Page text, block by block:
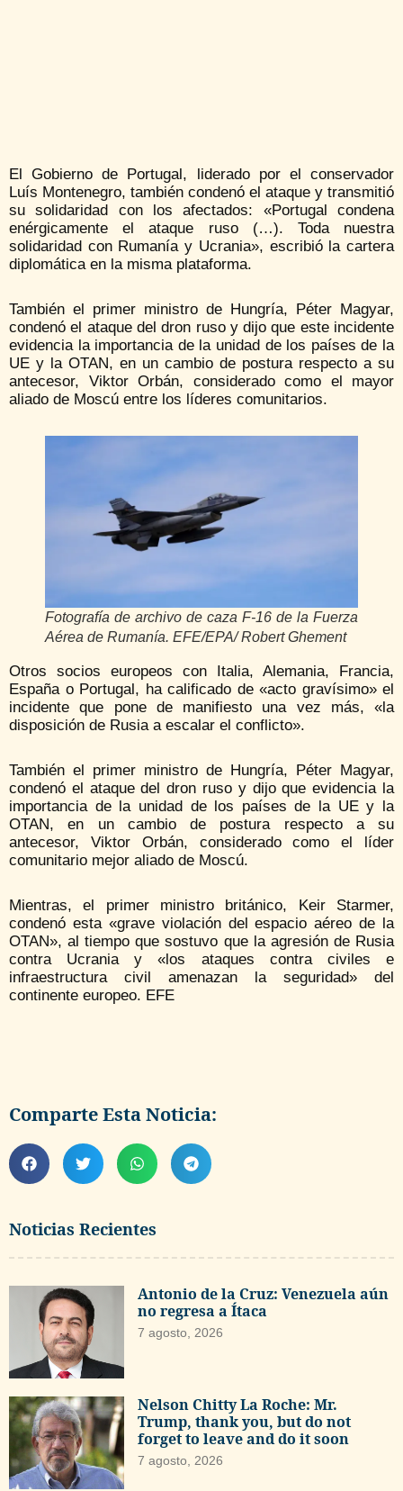
Noticias Recientes
Antonio de la Cruz: Venezuela aún
no regresa a Ítaca
7 agosto, 2026
Nelson Chitty La Roche: Mr.
Trump, thank you, but do not
forget to leave and do it soon
7 agosto, 2026
El Gobierno de Portugal, liderado por el conservador
Luís Montenegro, también condenó el ataque y transmitió
su solidaridad con los afectados: «Portugal condena
enérgicamente el ataque ruso (…). Toda nuestra
solidaridad con Rumanía y Ucrania», escribió la cartera
diplomática en la misma plataforma.
También el primer ministro de Hungría, Péter Magyar,
condenó el ataque del dron ruso y dijo que este incidente
evidencia la importancia de la unidad de los países de la
UE y la OTAN, en un cambio de postura respecto a su
antecesor, Viktor Orbán, considerado como el mayor
aliado de Moscú entre los líderes comunitarios.
Fotografía de archivo de caza F-16 de la Fuerza
Aérea de Rumanía. EFE/EPA/ Robert Ghement
Otros socios europeos con Italia, Alemania, Francia,
España o Portugal, ha calificado de «acto gravísimo» el
incidente que pone de manifiesto una vez más, «la
disposición de Rusia a escalar el conflicto».
También el primer ministro de Hungría, Péter Magyar,
condenó el ataque del dron ruso y dijo que evidencia la
importancia de la unidad de los países de la UE y la
OTAN, en un cambio de postura respecto a su
antecesor, Viktor Orbán, considerado como el líder
comunitario mejor aliado de Moscú.
Mientras, el primer ministro británico, Keir Starmer,
condenó esta «grave violación del espacio aéreo de la
OTAN», al tiempo que sostuvo que la agresión de Rusia
contra Ucrania y «los ataques contra civiles e
infraestructura civil amenazan la seguridad» del
continente europeo. EFE
Comparte Esta Noticia: